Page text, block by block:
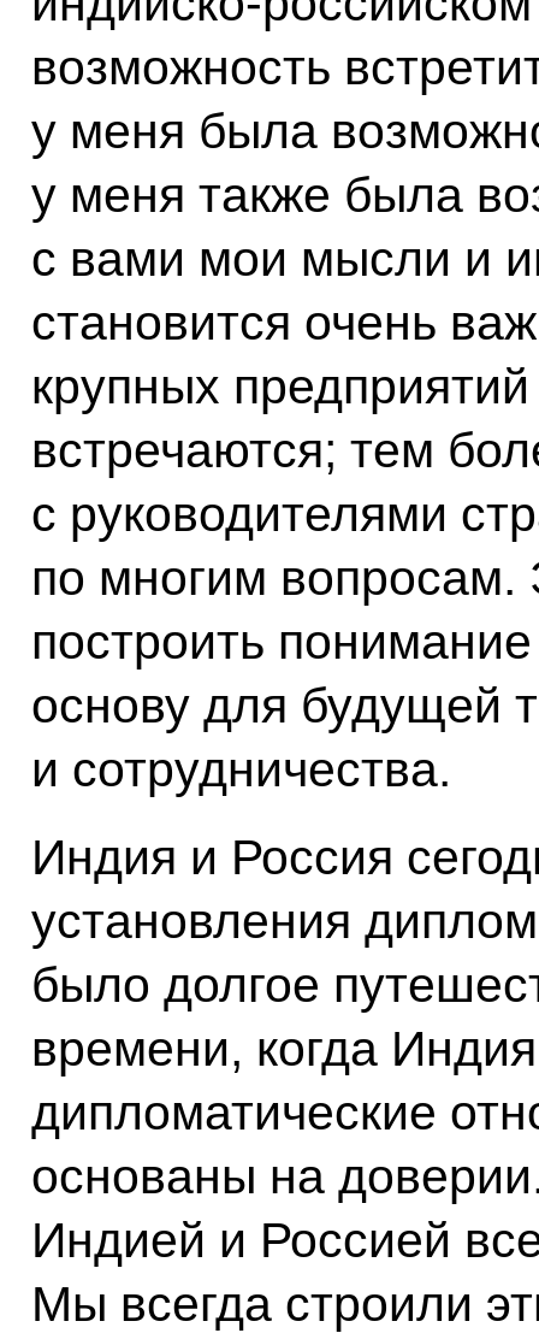
возможность
у меня была
у меня также была
с вами мои мысли и
становится очень
крупных
встречаются; тем
с руководителями
по многим вопросам.
построить
основу для будущей
и сотрудничества.
Индия и Россия
установления
было долгое
времени, когда
дипломатические
основаны на
Индией и Россией
Мы всегда строили